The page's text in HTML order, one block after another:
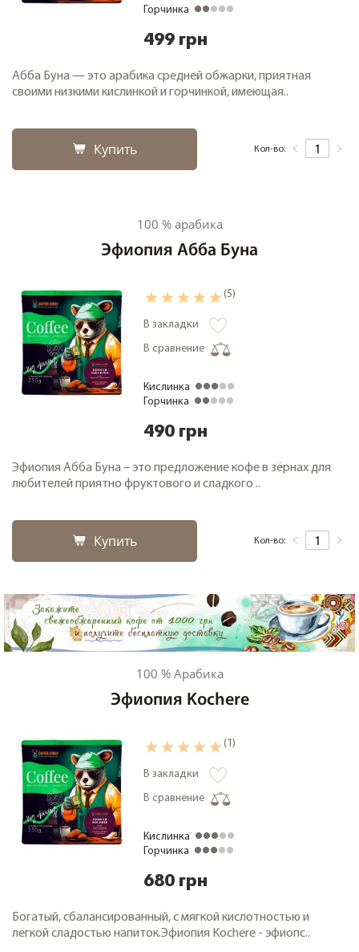
Горчинка
499 грн
Абба Буна — это арабика средней обжарки, приятная
своими низкими кислинкой и горчинкой, имеющая..
Купить Кол-во:
100 % арабика
Эфиопия Абба Буна
(5)
В закладки
В сравнение
Кислинка
Горчинка
490 грн
Эфиопия Абба Буна – это предложение кофе в зёрнах для
любителей приятно фруктового и сладкого ..
Купить Кол-во:
100 % Арабика
Эфиопия Kochere
(1)
В закладки
В сравнение
Кислинка
Горчинка
680 грн
Богатый, сбалансированный, с мягкой кислотностью и
легкой сладостью напиток.Эфиопия Kochere - эфиопс..